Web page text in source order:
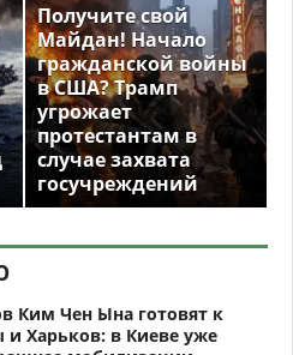
Получите свой
Майдан! Начало
гражданской войны
в США? Трамп
угрожает
протестантам в
случае захвата
госучреждений
Ким Чен Ына готовят к
и Харьков: в Киеве уже